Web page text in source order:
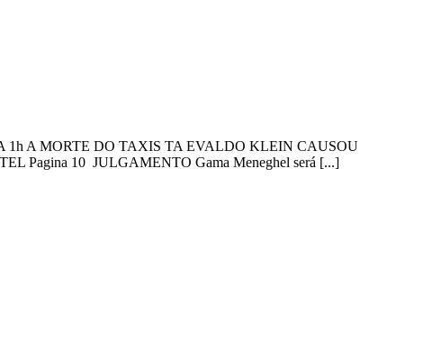
1h A MORTE DO TAXIS TA EVALDO KLEIN CAUSOU
Pagina 10 JULGAMENTO Gama Meneghel será [...]